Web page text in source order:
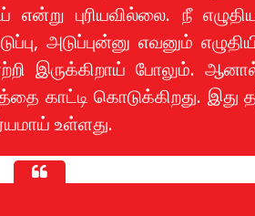
என்று புரியவில்லை. நீ
அடுப்புன்னு எவனும்
இருக்கிறாய் போலும்.
காட்டி கொடுக்கிறது. இது
உள்ளது.